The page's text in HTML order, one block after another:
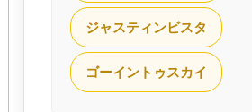
ジャスティンビスタ
ゴーイントゥスカイ